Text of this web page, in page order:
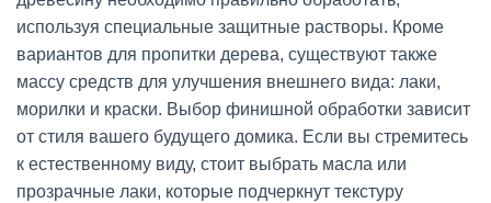
используя специальные защитные растворы. Кроме
вариантов для пропитки дерева, существуют также
массу средств для улучшения внешнего вида: лаки,
морилки и краски. Выбор финишной обработки зависит
от стиля вашего будущего домика. Если вы стремитесь
к естественному виду, стоит выбрать масла или
прозрачные лаки, которые подчеркнут текстуру